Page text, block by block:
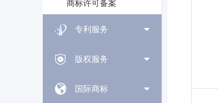
商标许可备案
专利服务
版权服务
国际商标